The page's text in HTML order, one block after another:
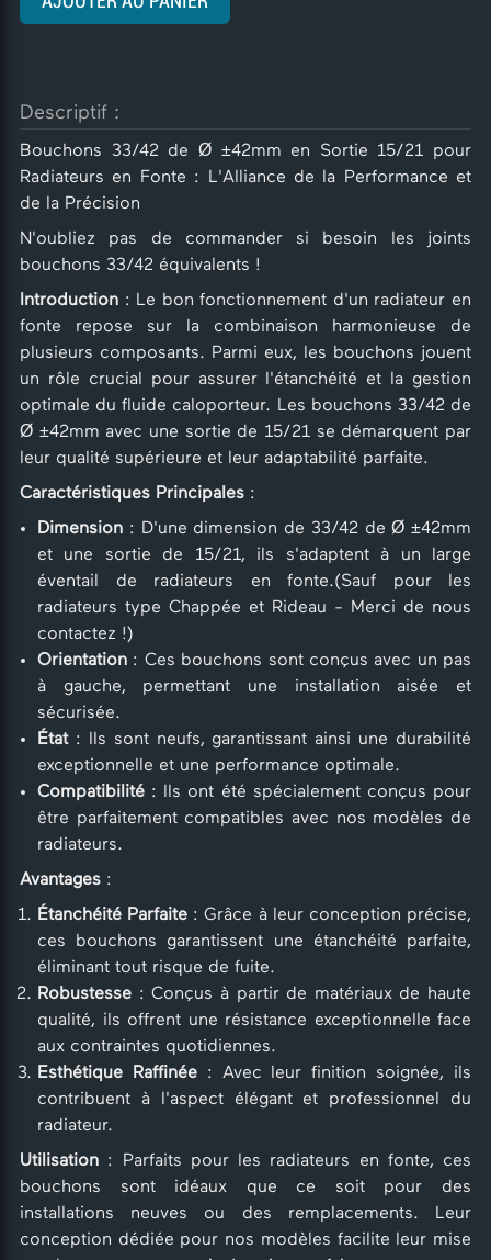
Descriptif :
Bouchons 33/42 de Ø ±42mm en Sortie 15/21 pour
Radiateurs en Fonte : L'Alliance de la Performance et
de la Précision
N'oubliez pas de commander si besoin les joints
bouchons 33/42 équivalents !
Introduction : Le bon fonctionnement d'un radiateur en
fonte repose sur la combinaison harmonieuse de
plusieurs composants. Parmi eux, les bouchons jouent
un rôle crucial pour assurer l'étanchéité et la gestion
optimale du fluide caloporteur. Les bouchons 33/42 de
Ø ±42mm avec une sortie de 15/21 se démarquent par
leur qualité supérieure et leur adaptabilité parfaite.
Caractéristiques Principales :
Dimension : D'une dimension de 33/42 de Ø ±42mm
et une sortie de 15/21, ils s'adaptent à un large
éventail de radiateurs en fonte.(Sauf pour les
radiateurs type Chappée et Rideau - Merci de nous
contactez !)
Orientation : Ces bouchons sont conçus avec un pas
à gauche, permettant une installation aisée et
sécurisée.
État: Ils sont neufs, garantissant ainsi une durabilité
exceptionnelle et une performance optimale.
Compatibilité : Ils ont été spécialement conçus pour
être parfaitement compatibles avec nos modèles de
radiateurs.
Avantages :
Étanchéité Parfaite : Grâce à leur conception précise,
ces bouchons garantissent une étanchéité parfaite,
éliminant tout risque de fuite.
Robustesse : Conçus à partir de matériaux de haute
qualité, ils offrent une résistance exceptionnelle face
aux contraintes quotidiennes.
Esthétique Raffinée: Avec leur finition soignée, ils
contribuent à l'aspect élégant et professionnel du
radiateur.
Utilisation : Parfaits pour les radiateurs en fonte, ces
bouchons sont idéaux que ce soit pour des
installations neuves ou des remplacements. Leur
conception dédiée pour nos modèles facilite leur mise